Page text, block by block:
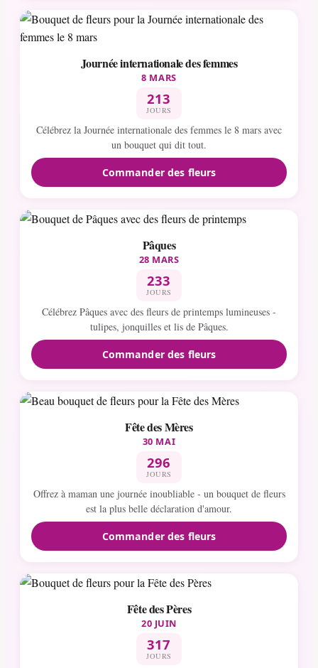
Journée internationale des femmes
8 MARS
213
JOURS
Célébrez la Journée internationale des femmes le 8 mars avec
un bouquet qui dit tout.
Commander des fleurs
Pâques
28 MARS
233
JOURS
Célébrez Pâques avec des fleurs de printemps lumineuses -
tulipes, jonquilles et lis de Pâques.
Commander des fleurs
Fête des Mères
30 MAI
296
JOURS
Offrez à maman une journée inoubliable - un bouquet de fleurs
est la plus belle déclaration d'amour.
Commander des fleurs
Fête des Pères
20 JUIN
317
JOURS